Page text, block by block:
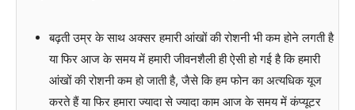
बढ़ती उम्र के साथ अक्सर हमारी आंखों की रोशनी भी कम होने लगती है
या फिर आज के समय में हमारी जीवनशैली ही ऐसी हो गई है कि हमारी
आंखों की रोशनी कम हो जाती है, जैसे कि हम फोन का अत्यधिक यूज
करते हैं या फिर हमारा ज्यादा से ज्यादा काम आज के समय में कंप्यूटर